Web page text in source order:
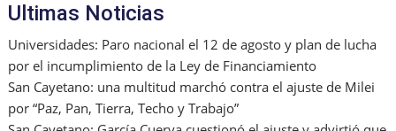
k
Ultimas Noticias
Universidades: Paro nacional el 12 de agosto y plan de lucha
por el incumplimiento de la Ley de Financiamiento
San Cayetano: una multitud marchó contra el ajuste de Milei
por “Paz, Pan, Tierra, Techo y Trabajo”